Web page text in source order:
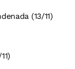
(13/11)